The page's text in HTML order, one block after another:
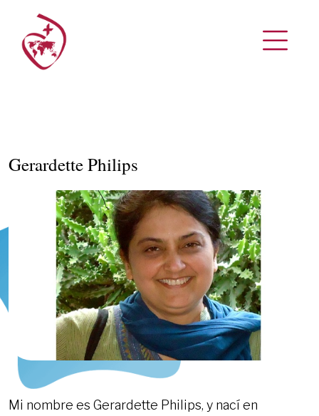
Gerardette Philips
Mi nombre es Gerardette Philips, y nací en